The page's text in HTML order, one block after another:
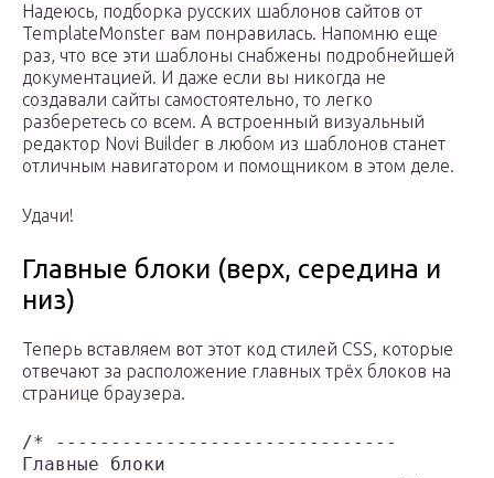
Надеюсь, подборка русских шаблонов сайтов от
TemplateMonster вам понравилась. Напомню еще
раз, что все эти шаблоны снабжены подробнейшей
документацией. И даже если вы никогда не
создавали сайты самостоятельно, то легко
разберетесь со всем. А встроенный визуальный
редактор Novi Builder в любом из шаблонов станет
отличным навигатором и помощником в этом деле.
Удачи!
Главные блоки (верх, середина и
низ)
Теперь вставляем вот этот код стилей CSS, которые
отвечают за расположение главных трёх блоков на
странице браузера.
/* -------------------------------
Главные блоки